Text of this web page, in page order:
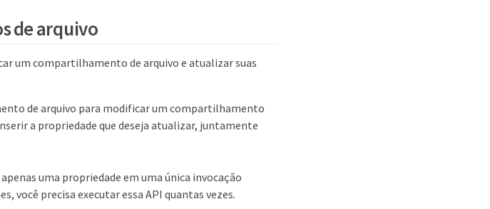
de arquivo
um compartilhamento de arquivo e atualizar suas
de arquivo para modificar um compartilhamento
a propriedade que deseja atualizar, juntamente
uma propriedade em uma única invocação
você precisa executar essa API quantas vezes.